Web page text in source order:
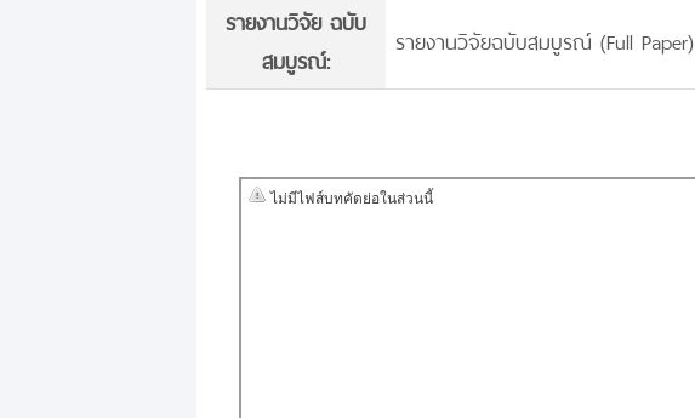
รายงานวิจัย ฉบับ
สมบูรณ์:
รายงานวิจัยฉบับสมบูรณ์ (Full Paper)